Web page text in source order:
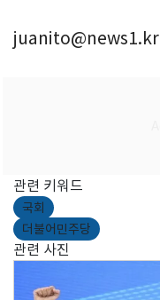
juanito@news1.kr
관련 키워드
국회
더불어민주당
관련 사진